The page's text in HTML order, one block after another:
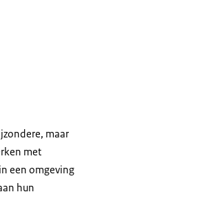
maar
met
een omgeving
hun